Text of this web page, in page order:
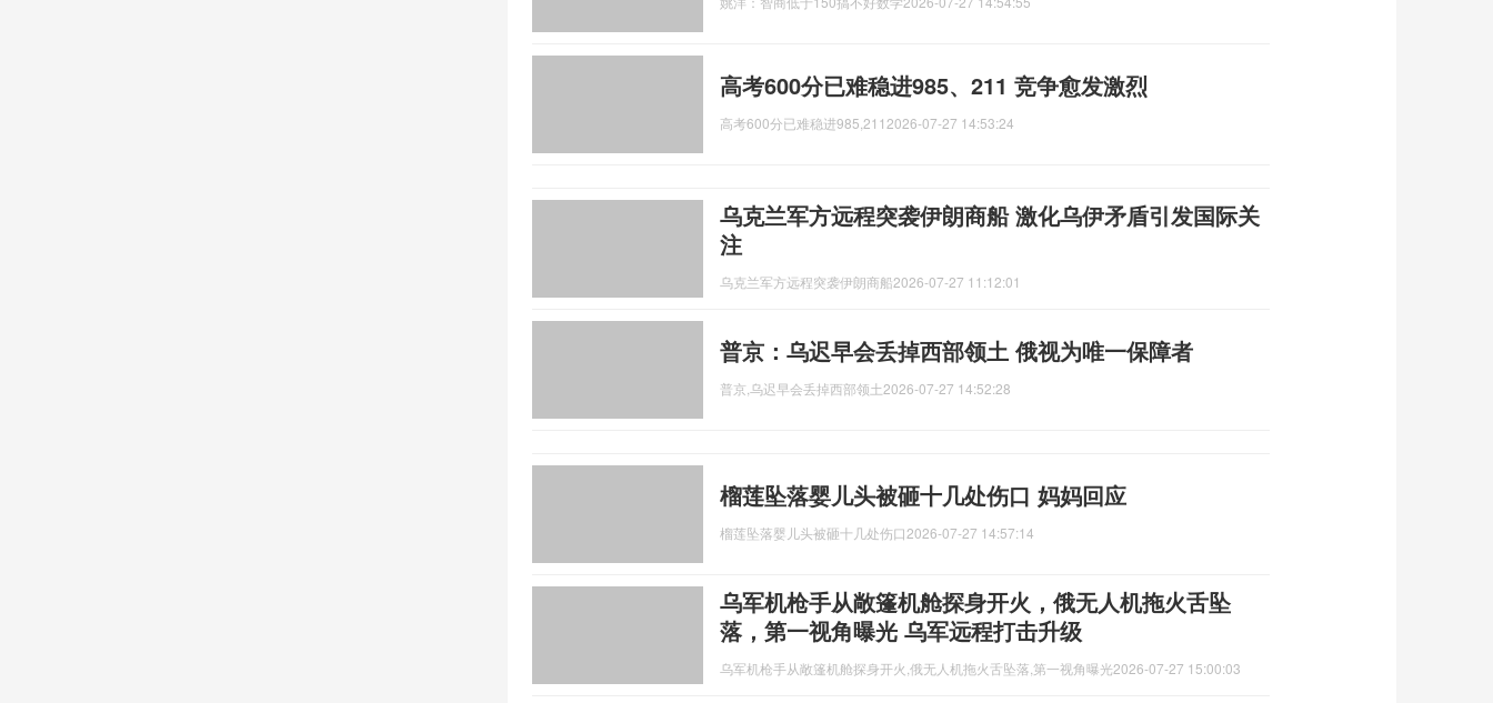
高考600分已难稳进985、211 竞争愈发激烈
高考600分已难稳进985,211 2026-07-27 14:53:24
乌克兰军方远程突袭伊朗商船 激化乌伊矛盾引发国际关
注
乌克兰军方远程突袭伊朗商船2026-07-27 11:12:01
普京：乌迟早会丢掉西部领土 俄视为唯一保障者
普京,乌迟早会丢掉西部领土2026-07-27 14:52:28
榴莲坠落婴儿头被砸十几处伤口 妈妈回应
榴莲坠落婴儿头被砸十几处伤口2026-07-27 14:57:14
乌军机枪手从敞篷机舱探身开火，俄无人机拖火舌坠
落，第一视角曝光 乌军远程打击升级
乌军机枪手从敞篷机舱探身开火,俄无人机拖火舌坠落,第一视角曝光2026-07-27 15:00:03